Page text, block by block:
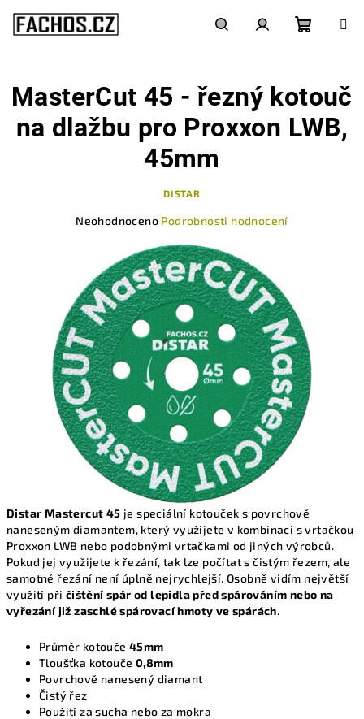
obsah
košík
Distar Mastercut 45 je speciální kotouček s povrchově
naneseným diamantem, který využijete v kombinaci s vrtačkou
Proxxon LWB nebo podobnými vrtačkami od jiných výrobců.
Pokud jej využijete k řezání, tak lze počítat s čistým řezem, ale
samotné řezání není úplně nejrychlejší. Osobně vidím největší
využití při čištění spár od lepidla před spárováním nebo na
vyřezání již zaschlé spárovací hmoty ve spárách.
Průměr kotouče 45mm
Tloušťka kotouče 0,8mm
Povrchově nanesený diamant
Čistý řez
Použití za sucha nebo za mokra
MasterCut 45 - řezný kotouč
na dlažbu pro Proxxon LWB,
45mm
DISTAR
hvězdiček.
Neohodnoceno Podrobnosti hodnocení